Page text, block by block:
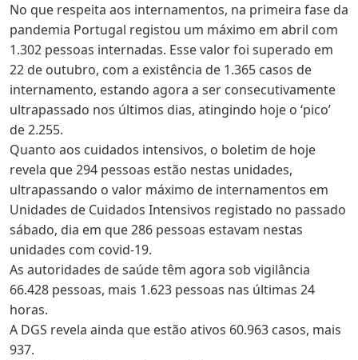
No que respeita aos internamentos, na primeira fase da
pandemia Portugal registou um máximo em abril com
1.302 pessoas internadas. Esse valor foi superado em
22 de outubro, com a existência de 1.365 casos de
internamento, estando agora a ser consecutivamente
ultrapassado nos últimos dias, atingindo hoje o ‘pico’
de 2.255.
Quanto aos cuidados intensivos, o boletim de hoje
revela que 294 pessoas estão nestas unidades,
ultrapassando o valor máximo de internamentos em
Unidades de Cuidados Intensivos registado no passado
sábado, dia em que 286 pessoas estavam nestas
unidades com covid-19.
As autoridades de saúde têm agora sob vigilância
66.428 pessoas, mais 1.623 pessoas nas últimas 24
horas.
A DGS revela ainda que estão ativos 60.963 casos, mais
937.